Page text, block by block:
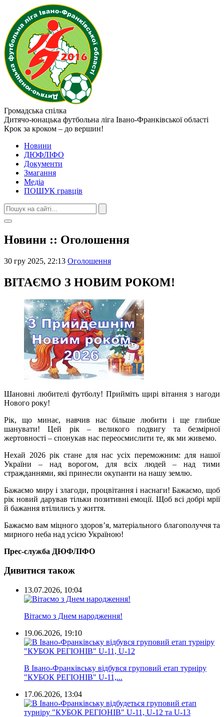
Громадська спілка
Дитячо-юнацька футбольна ліга Івано-Франківської області
Крок за кроком – до вершин!
Новини
ДЮФЛІФО
Документи
Змагання
Медіа
ПОШУК гравців
Новини :: Оголошення
30 гру 2025, 22:13 Оголошення
ВІТАЄМО З НОВИМ РОКОМ!
Шановні любителі футболу! Прийміть щирі вітання з нагоди
Нового року!
Рік, що минає, навчив нас більше любити і ще глибше
шанувати! Цей рік – великого подвигу та безмірної
жертовності – спонукав нас переосмислити те, як ми живемо.
Нехай 2026 рік стане для нас усіх переможним: для нашої
України – над ворогом, для всіх людей – над тими
стражданнями, які принесли окупанти на нашу землю.
Бажаємо миру і злагоди, процвітання і наснаги! Бажаємо, щоб
рік новий дарував тільки позитивні емоції. Щоб всі добрі мрії
й бажання втілились у життя.
Бажаємо вам міцного здоров’я, матеріального благополуччя та
мирного неба над усією Україною!
Прес-служба ДЮФЛІФО
Дивитися також
13.07.2026, 10:04
Вітаємо з Днем народження!
19.06.2026, 19:10
В Івано-Франківську відбувся груповий етап турніру
"КУБОК РЕГІОНІВ" U-11,...
17.06.2026, 13:04